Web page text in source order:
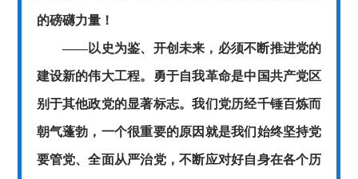
的磅礴力量！
——以史为鉴、开创未来，必须不断推进党的
建设新的伟大工程。勇于自我革命是中国共产党区
别于其他政党的显著标志。我们党历经千锤百炼而
朝气蓬勃，一个很重要的原因就是我们始终坚持党
要管党、全面从严治党，不断应对好自身在各个历